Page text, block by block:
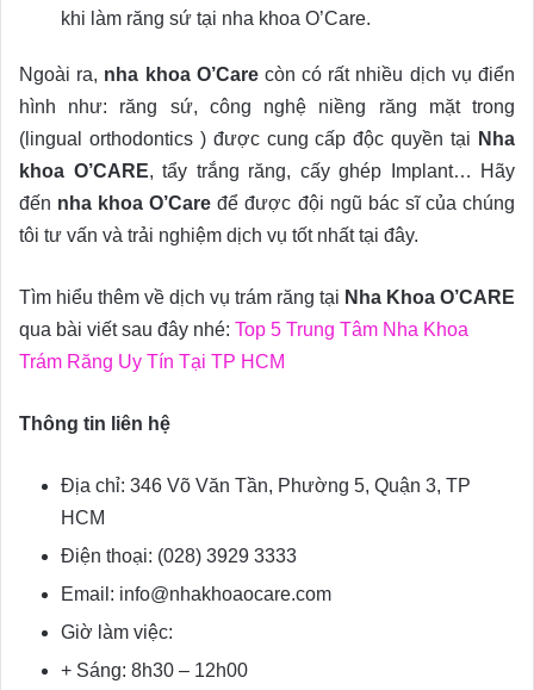
khi làm răng sứ tại nha khoa O’Care.
Ngoài ra, nha khoa O’Carecòn có rất nhiều dịch vụ điển
hình như: răng sứ, công nghệ niềng răng mặt trong
(lingual orthodontics ) được cung cấp độc quyền tại Nha
khoa O’CARE, tẩy trắng răng, cấy ghép Implant… Hãy
đến nha khoa O’Care để được đội ngũ bác sĩ của chúng
tôi tư vấn và trải nghiệm dịch vụ tốt nhất tại đây.
Tìm hiểu thêm về dịch vụ trám răng tại Nha Khoa O’CARE
qua bài viết sau đây nhé: Top 5 Trung Tâm Nha Khoa
Trám Răng Uy Tín Tại TP HCM
Thông tin liên hệ
Địa chỉ: 346 Võ Văn Tần, Phường 5, Quận 3, TP
HCM
Điện thoại: (028) 3929 3333
Email: info@nhakhoaocare.com
Giờ làm việc:
+ Sáng: 8h30 – 12h00